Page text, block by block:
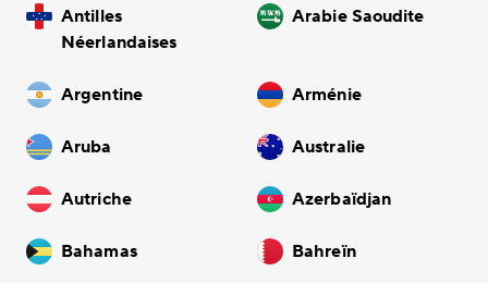
Antilles
Néerlandaises
Arabie Saoudite
Argentine Arménie
Aruba Australie
Autriche Azerbaïdjan
Bahamas Bahreïn